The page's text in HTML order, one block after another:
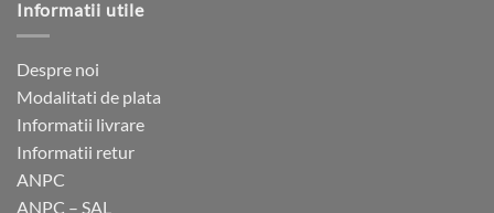
multe
pot
alese
în
Informatii utile
Despre noi
Modalitati de plata
Informatii livrare
Informatii retur
ANPC
ANPC – SAL